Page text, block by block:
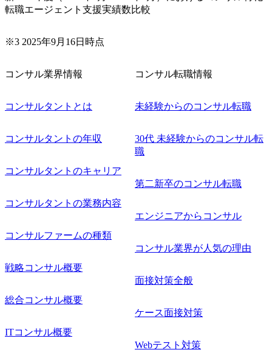
転職エージェント支援実績数比較
※3 2025年9月16日時点
コンサル業界情報
コンサルタントとは
コンサルタントの年収
コンサルタントのキャリア
コンサルタントの業務内容
コンサルファームの種類
戦略コンサル概要
総合コンサル概要
ITコンサル概要
コンサル転職情報
未経験からのコンサル転職
30代 未経験からのコンサル転
職
第二新卒のコンサル転職
エンジニアからコンサル
コンサル業界が人気の理由
面接対策全般
ケース面接対策
Webテスト対策